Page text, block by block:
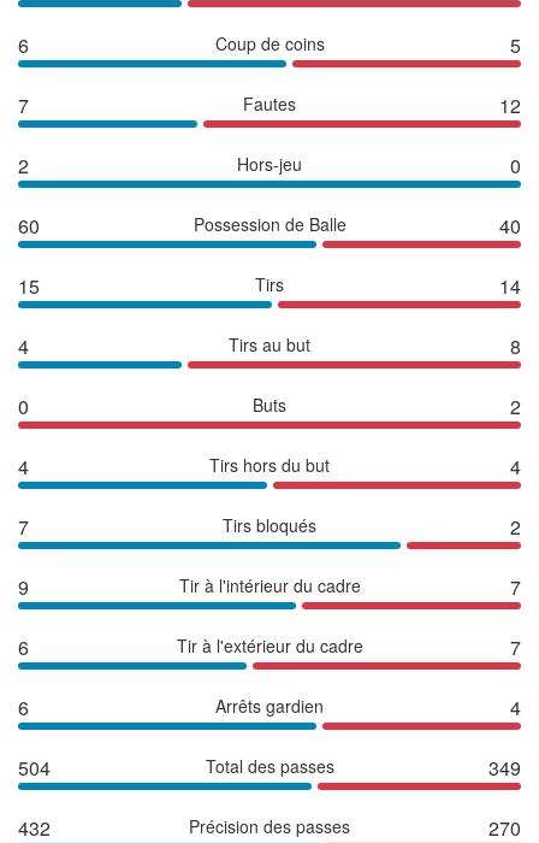
6 Coup de coins 5
7 Fautes 12
2 Hors-jeu 0
60 Possession de Balle 40
15 Tirs 14
4 Tirs au but 8
0 Buts 2
4 Tirs hors du but 4
7 Tirs bloqués 2
9 Tir à l'intérieur du cadre 7
6 Tir à l'extérieur du cadre 7
6 Arrêts gardien 4
504 Total des passes 349
432 Précision des passes 270